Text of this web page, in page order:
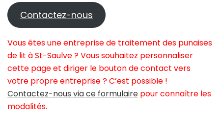
Contactez-nous
Vous êtes une entreprise de traitement des punaises
de lit à St-Saulve ? Vous souhaitez personnaliser
cette page et diriger le bouton de contact vers
votre propre entreprise ? C’est possible !
Contactez-nous via ce formulaire pour connaître les
modalités.